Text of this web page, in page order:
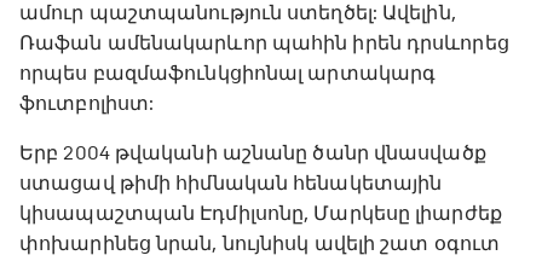
ամուր պաշտպանություն ստեղծել: Ավելին,
Ռաֆան ամենակարևոր պահին իրեն դրսևորեց
որպես բազմաֆունկցիոնալ արտակարգ
ֆուտբոլիստ:
Երբ 2004 թվականի աշնանը ծանր վնասվածք
ստացավ թիմի հիմնական հենակետային
կիսապաշտպան Էդմիլսոնը, Մարկեսը լիարժեք
փոխարինեց նրան, նույնիսկ ավելի շատ օգուտ